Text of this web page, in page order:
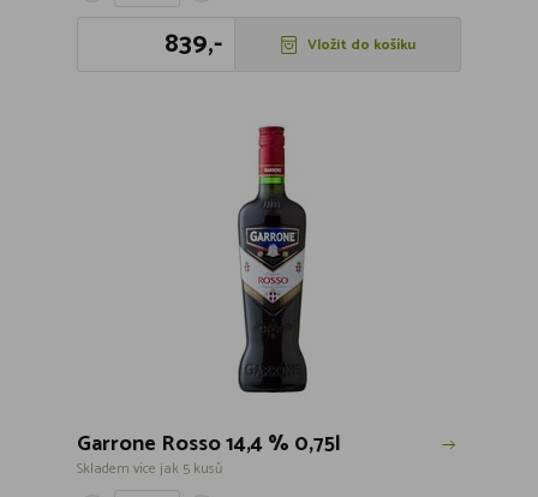
839,- Vložit do košíku
Garrone Rosso 14,4 % 0,75l
Skladem více jak 5 kusů